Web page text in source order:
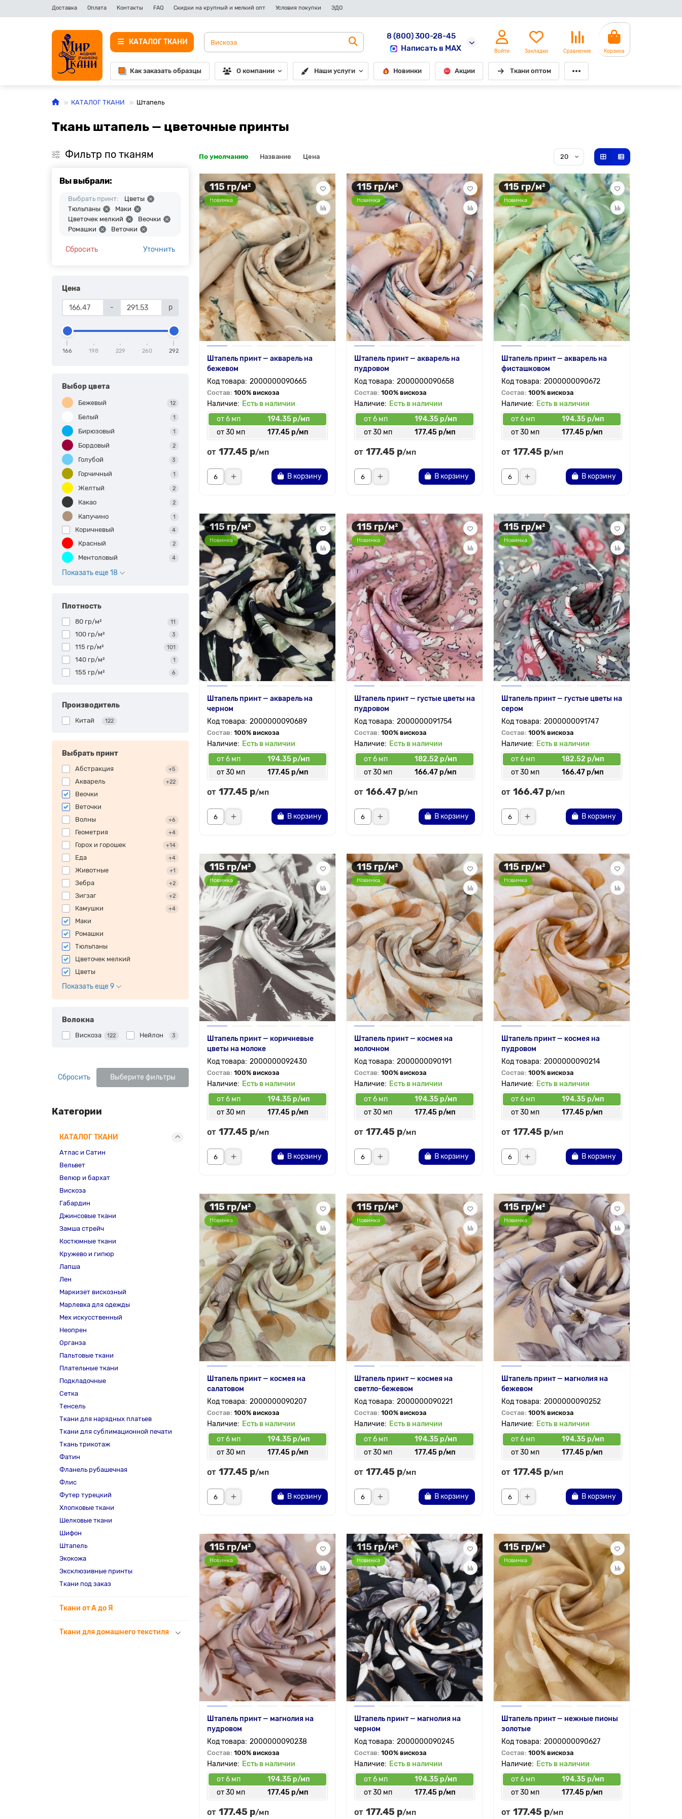
Доставка Оплата Контакты FAQ Скидки на крупный и мелкий опт Условия покупки ЭДО
КАТАЛОГ ТКАНИ
8 (800) 300-28-45
Написать в MAX
Войти Закладки Сравнение Корзина
Как заказать образцы О компании Наши услуги Новинки Акции Ткани оптом
КАТАЛОГ ТКАНИ Штапель
Ткань штапель — цветочные принты
Фильтр по тканям
Вы выбрали:
Выбрать принт:
Цветы
Тюльпаны
Маки
Цветочек мелкий
Веочки
Ромашки
Веточки
Сбросить Уточнить
Цена
- р
166 198 229 260 292
Выбор цвета
Бежевый 12
Белый 1
Бирюзовый 1
Бордовый 2
Голубой 3
Горчичный 1
Желтый 2
Какао 2
Капучино 1
Коричневый 4
Красный 2
Ментоловый 4
Показать еще 18
Плотность
80 гр/м² 11
100 гр/м² 3
115 гр/м² 101
140 гр/м² 1
155 гр/м² 6
Производитель
Китай 122
Выбрать принт
Абстракция +5
Акварель +22
Веочки
Веточки
Волны
+6
Геометрия +4
Горох и горошек +14
Еда +4
Животные +1
Зебра +2
Зигзаг +2
Камушки +4
Маки
Ромашки
Тюльпаны
Цветочек мелкий
Цветы
Показать еще 9
Волокна
Вискоза 122 Нейлон 3
Сбросить Выберите фильтры
Категории
КАТАЛОГ ТКАНИ
Атлас и Сатин
Вельвет
Велюр и бархат
Вискоза
Габардин
Джинсовые ткани
Замша стрейч
Костюмные ткани
Кружево и гипюр
Лапша
Лен
Маркизет вискозный
Марлевка для одежды
Мех искусственный
Неопрен
Органза
Пальтовые ткани
Плательные ткани
Подкладочные
Сетка
Тенсель
Ткани для нарядных платьев
Ткани для сублимационной печати
Ткань трикотаж
Фатин
Фланель рубашечная
Флис
Футер турецкий
Хлопковые ткани
Шелковые ткани
Шифон
Штапель
Экокожа
Эксклюзивные принты
Ткани под заказ
Ткани от А до Я
Ткани для домашнего текстиля
По умолчанию Название Цена
115 гр/м²
Новинка
Штапель принт — акварель на
бежевом
2000000090665
Состав: 100% вискоза
Есть в наличии
от 6 мп
194.35 р/мп
от 30 мп
177.45 р/мп
от 177.45 р/мп
В корзину
115 гр/м²
Новинка
Штапель принт — акварель на
пудровом
2000000090658
Состав: 100% вискоза
Есть в наличии
от 6 мп
194.35 р/мп
от 30 мп
177.45 р/мп
от 177.45 р/мп
В корзину
115 гр/м²
Новинка
Штапель принт — акварель на
фисташковом
2000000090672
Состав: 100% вискоза
Есть в наличии
от 6 мп
194.35 р/мп
от 30 мп
177.45 р/мп
от 177.45 р/мп
В корзину
115 гр/м²
Новинка
Штапель принт — акварель на
черном
2000000090689
Состав: 100% вискоза
Есть в наличии
от 6 мп
194.35 р/мп
от 30 мп
177.45 р/мп
от 177.45 р/мп
В корзину
115 гр/м²
Новинка
Штапель принт — густые цветы на
пудровом
2000000091754
Состав: 100% вискоза
Есть в наличии
от 6 мп
182.52 р/мп
от 30 мп
166.47 р/мп
от 166.47 р/мп
В корзину
115 гр/м²
Новинка
Штапель принт — густые цветы на
сером
2000000091747
Состав: 100% вискоза
Есть в наличии
от 6 мп
182.52 р/мп
от 30 мп
166.47 р/мп
от 166.47 р/мп
В корзину
115 гр/м²
Новинка
Штапель принт — коричневые
цветы на молоке
2000000092430
Состав: 100% вискоза
Есть в наличии
от 6 мп
194.35 р/мп
от 30 мп
177.45 р/мп
от 177.45 р/мп
В корзину
115 гр/м²
Новинка
Штапель принт — космея на
молочном
2000000090191
Состав: 100% вискоза
Есть в наличии
от 6 мп
194.35 р/мп
от 30 мп
177.45 р/мп
от 177.45 р/мп
В корзину
115 гр/м²
Новинка
Штапель принт — космея на
пудровом
2000000090214
Состав: 100% вискоза
Есть в наличии
от 6 мп
194.35 р/мп
от 30 мп
177.45 р/мп
от 177.45 р/мп
В корзину
115 гр/м²
Новинка
Штапель принт — космея на
салатовом
2000000090207
Состав: 100% вискоза
Есть в наличии
от 6 мп
194.35 р/мп
от 30 мп
177.45 р/мп
от 177.45 р/мп
В корзину
115 гр/м²
Новинка
Штапель принт — космея на
светло-бежевом
2000000090221
Состав: 100% вискоза
Есть в наличии
от 6 мп
194.35 р/мп
от 30 мп
177.45 р/мп
от 177.45 р/мп
В корзину
115 гр/м²
Новинка
Штапель принт — магнолия на
бежевом
2000000090252
Состав: 100% вискоза
Есть в наличии
от 6 мп
194.35 р/мп
от 30 мп
177.45 р/мп
от 177.45 р/мп
В корзину
115 гр/м²
Новинка
Штапель принт — магнолия на
пудровом
2000000090238
Состав: 100% вискоза
Есть в наличии
от 6 мп
194.35 р/мп
от 30 мп
177.45 р/мп
от 177.45 р/мп
115 гр/м²
Новинка
Штапель принт — магнолия на
черном
2000000090245
Состав: 100% вискоза
Есть в наличии
от 6 мп
194.35 р/мп
от 30 мп
177.45 р/мп
от 177.45 р/мп
115 гр/м²
Новинка
Штапель принт — нежные пионы
золотые
2000000090627
Состав: 100% вискоза
Есть в наличии
от 6 мп
194.35 р/мп
от 30 мп
177.45 р/мп
от 177.45 р/мп